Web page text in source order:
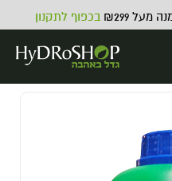
₪299 בכפוף לתקנון